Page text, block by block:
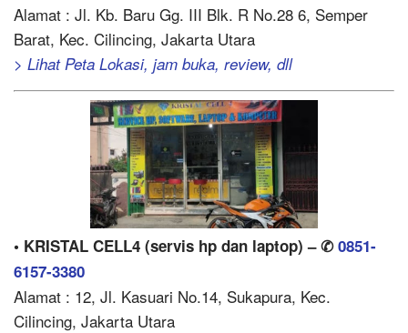
Alamat : Jl. Kb. Baru Gg. III Blk. R No.28 6, Semper
Barat, Kec. Cilincing, Jakarta Utara
> Lihat Peta Lokasi, jam buka, review, dll
• KRISTAL CELL4 (servis hp dan laptop) – ✆0851-
6157-3380
Alamat : 12, Jl. Kasuari No.14, Sukapura, Kec.
Cilincing, Jakarta Utara